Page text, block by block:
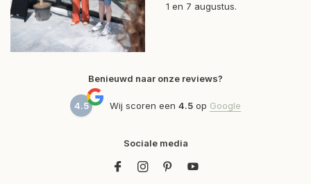
1 en 7 augustus.
Benieuwd naar onze reviews?
4.5 Wij scoren een 4.5 op Google
Sociale media